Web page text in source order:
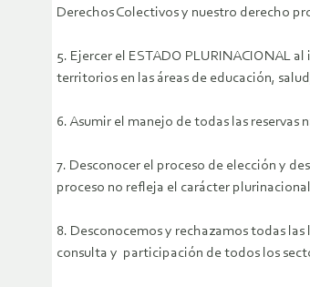
Derechos Colectivos y nuestro derecho
5. Ejercer el ESTADO PLURINACIONAL
territorios en las áreas de educación,
6. Asumir el manejo de todas las
7. Desconocer el proceso de elección y
proceso no refleja el carácter
8. Desconocemos y rechazamos todas
consulta y participación de todos los